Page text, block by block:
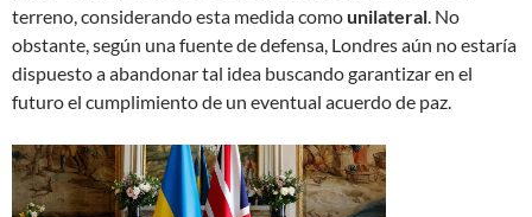
terreno, considerando esta medida comounilateral. No
obstante, según una fuente de defensa, Londres aún no estaría
dispuesto a abandonar tal idea buscando garantizar en el
futuro el cumplimiento de un eventual acuerdo de paz.